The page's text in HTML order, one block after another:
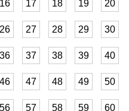
16 17 18 19 20
26 27 28 29 30
36 37 38 39 40
46 47 48 49 50
56 57 58 59 60